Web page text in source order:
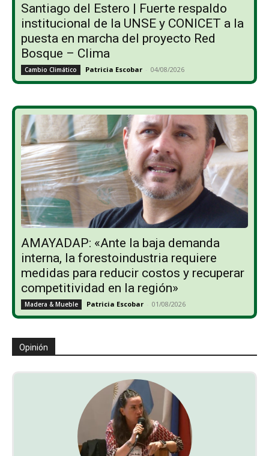
Santiago del Estero | Fuerte respaldo
institucional de la UNSE y CONICET a la
puesta en marcha del proyecto Red
Bosque – Clima
Cambio Climático Patricia Escobar - 04/08/2026
AMAYADAP: «Ante la baja demanda
interna, la forestoindustria requiere
medidas para reducir costos y recuperar
competitividad en la región»
Madera & Mueble Patricia Escobar - 01/08/2026
Opinión